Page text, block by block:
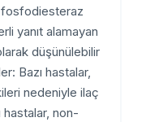
gibi fosfodiesteraz
yanıt alamayan
olarak düşünülebilir.
Bazı hastalar,
etkileri nedeniyle ilaç
Bu hastalar, non-